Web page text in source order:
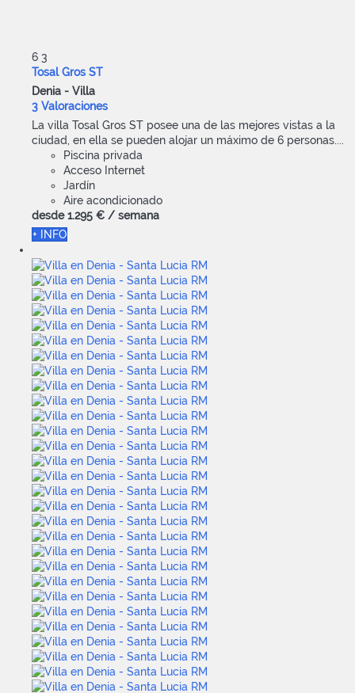
6 3
Tosal Gros ST
Denia - Villa
3 Valoraciones
La villa Tosal Gros ST posee una de las mejores vistas a la
ciudad, en ella se pueden alojar un máximo de 6 personas....
Piscina privada
Acceso Internet
Jardín
Aire acondicionado
desde 1.295 € / semana
+ INFO